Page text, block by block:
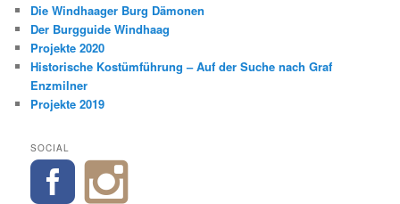
Die Windhaager Burg Dämonen
Der Burgguide Windhaag
Projekte 2020
Historische Kostümführung – Auf der Suche nach Graf
Enzmilner
Projekte 2019
SOCIAL